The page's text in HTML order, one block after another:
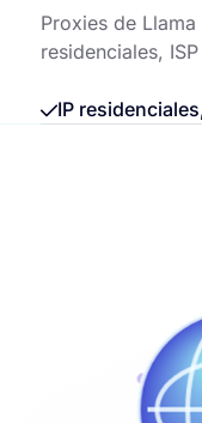
Proxies de
residenciales,
IP